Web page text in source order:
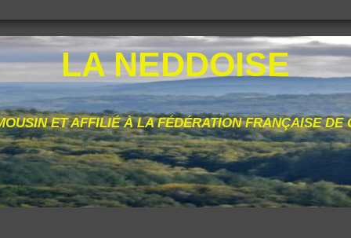
LA NEDDOISE
ET AFFILIÉ À LA FÉDÉRATION FRANÇAISE DE